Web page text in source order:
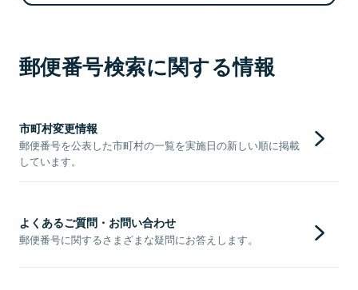
郵便番号検索に関する情報
市町村変更情報
郵便番号を公表した市町村の一覧を実施日の新しい順に掲載
しています。
よくあるご質問・お問い合わせ
郵便番号に関するさまざまな疑問にお答えします。